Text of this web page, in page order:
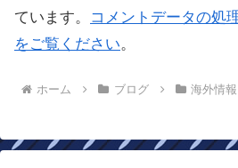
ています。
コメントデータの処
をご覧ください。
ホーム ブログ 海外情報